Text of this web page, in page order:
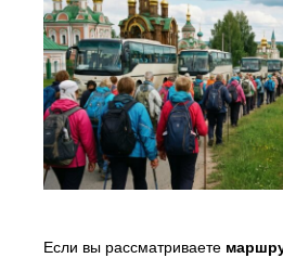
Если вы рассматриваете